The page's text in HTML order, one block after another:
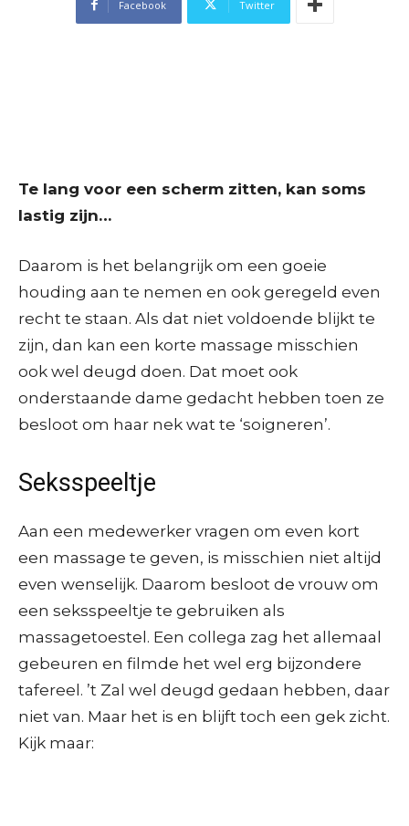
Facebook Twitter
Te lang voor een scherm zitten, kan soms
lastig zijn…
Daarom is het belangrijk om een goeie
houding aan te nemen en ook geregeld even
recht te staan. Als dat niet voldoende blijkt te
zijn, dan kan een korte massage misschien
ook wel deugd doen. Dat moet ook
onderstaande dame gedacht hebben toen ze
besloot om haar nek wat te ‘soigneren’.
Seksspeeltje
Aan een medewerker vragen om even kort
een massage te geven, is misschien niet altijd
even wenselijk. Daarom besloot de vrouw om
een seksspeeltje te gebruiken als
massagetoestel. Een collega zag het allemaal
gebeuren en filmde het wel erg bijzondere
tafereel. ’t Zal wel deugd gedaan hebben, daar
niet van. Maar het is en blijft toch een gek zicht.
Kijk maar: